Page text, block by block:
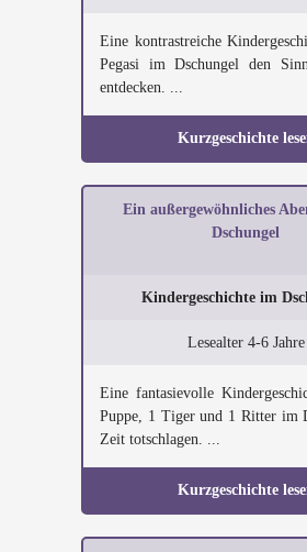
Eine kontrastreiche
Pegasi im Dschungel den
entdecken. ...
Kurzgeschichte
Ein außergewöhnliches
Dschungel
Kindergeschichte im
Lesealter 4-6 Jahre
Eine fantasievolle
Puppe, 1 Tiger und 1 Ritter im
Zeit totschlagen. ...
Kurzgeschichte